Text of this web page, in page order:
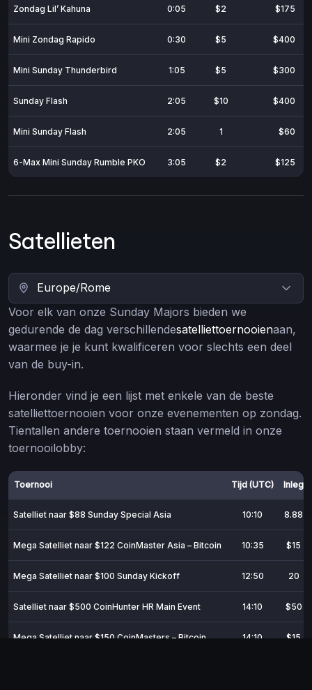
Zondag Lil’ Kahuna 0:05 $2 $175
Mini Zondag Rapido 0:30 $5 $400
Mini Sunday Thunderbird 1:05 $5 $300
Sunday Flash 2:05 $10 $400
Mini Sunday Flash 2:05 1 $60
6-Max Mini Sunday Rumble PKO 3:05 $2 $125
Satellieten
Voor elk van onze Sunday Majors bieden we
gedurende de dag verschillendesatelliettoernooienaan,
waarmee je je kunt kwalificeren voor slechts een deel
van de buy-in.
Hieronder vind je een lijst met enkele van de beste
satelliettoernooien voor onze evenementen op zondag.
Tientallen andere toernooien staan vermeld in onze
toernooilobby:
Toernooi Tijd (UTC) Inleg
Satelliet naar $88 Sunday Special Asia 10:10 8.88
Mega Satelliet naar $122 CoinMaster Asia – Bitcoin 10:35 $15
Mega Satelliet naar $100 Sunday Kickoff 12:50 20
Satelliet naar $500 CoinHunter HR Main Event 14:10 $50
Mega Satelliet naar $150 CoinMasters – Bitcoin 14:10 $15